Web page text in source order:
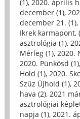
(1), 2020. április
december (1),
december 21. (1),
Ikrek karmapont,
asztrológia (1),
Mérleg (1), 2020.
2020. Pünkösd (1),
Hold (1), 2020.
Szűz Újhold (1),
hava (2), 2021
asztrológiai
napja (1), 2021.